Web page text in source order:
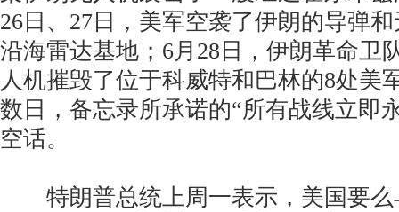
26日、27日，美军空袭了伊朗的导弹
沿海雷达基地；6月28日，伊朗革命卫
人机摧毁了位于科威特和巴林的8处美
数日，备忘录所承诺的“所有战线立即
空话。
特朗普总统上周一表示，美国要么